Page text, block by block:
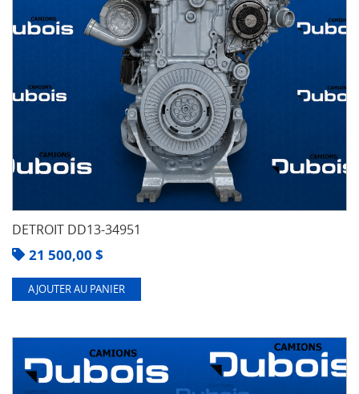
DETROIT DD13-34951
21 500,00 $
AJOUTER AU PANIER